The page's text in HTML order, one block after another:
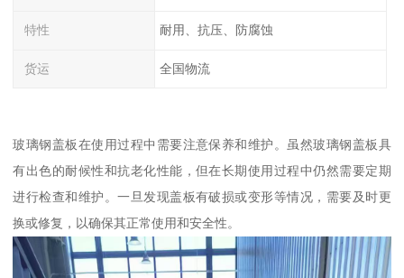
特性 耐用、抗压、防腐蚀
货运 全国物流
玻璃钢盖板在使用过程中需要注意保养和维护。虽然玻璃钢盖板具
有出色的耐候性和抗老化性能，但在长期使用过程中仍然需要定期
进行检查和维护。一旦发现盖板有破损或变形等情况，需要及时更
换或修复，以确保其正常使用和安全性。